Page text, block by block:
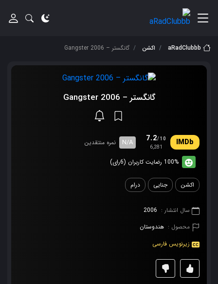
aRadClubbb اکشن گانگستر – Gangster 2006
گانگستر – Gangster 2006
7.2/10
6,281
N/A نمره منتقدین
100% رضایت کاربران (6رای)
اکشن جنایی درام
سال انتشار : 2006
محصول : هندوستان
زیرنویس فارسی